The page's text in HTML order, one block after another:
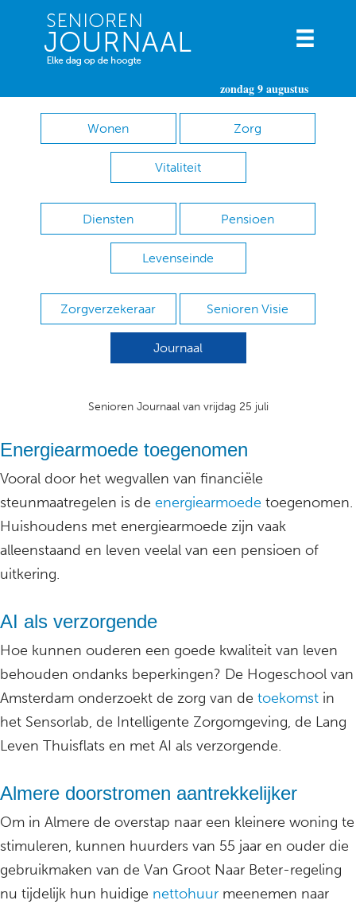
zondag 9 augustus
Wonen Zorg
Vitaliteit
Diensten Pensioen
Levenseinde
Zorgverzekeraar Senioren Visie
Journaal
Senioren Journaal van vrijdag 25 juli
Energiearmoede toegenomen
Vooral door het wegvallen van financiële
steunmaatregelen is de energiearmoede toegenomen.
Huishoudens met energiearmoede zijn vaak
alleenstaand en leven veelal van een pensioen of
uitkering.
AI als verzorgende
Hoe kunnen ouderen een goede kwaliteit van leven
behouden ondanks beperkingen? De Hogeschool van
Amsterdam onderzoekt de zorg van de toekomst in
het Sensorlab, de Intelligente Zorgomgeving, de Lang
Leven Thuisflats en met AI als verzorgende.
Almere doorstromen aantrekkelijker
Om in Almere de overstap naar een kleinere woning te
stimuleren, kunnen huurders van 55 jaar en ouder die
gebruikmaken van de Van Groot Naar Beter-regeling
nu tijdelijk hun huidige nettohuur meenemen naar